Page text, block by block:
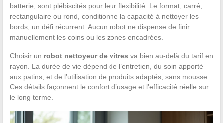
batterie, sont plébiscités pour leur flexibilité. Le format, carré,
rectangulaire ou rond, conditionne la capacité à nettoyer les
bords, un défi récurrent. Aucun robot ne dispense de finir
manuellement les coins ou les zones encadrées.
Choisir un robot nettoyeur de vitres va bien au-delà du tarif en
rayon. La durée de vie dépend de l’entretien, du soin apporté
aux patins, et de l’utilisation de produits adaptés, sans mousse.
Ces détails façonnent le confort d’usage et l’efficacité réelle sur
le long terme.